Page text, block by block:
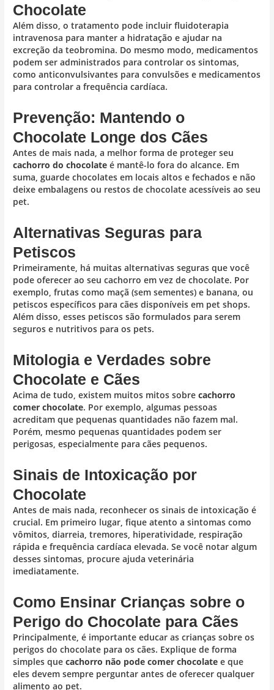
Chocolate
Além disso, o tratamento pode incluir fluidoterapia
intravenosa para manter a hidratação e ajudar na
excreção da teobromina. Do mesmo modo, medicamentos
podem ser administrados para controlar os sintomas,
como anticonvulsivantes para convulsões e medicamentos
para controlar a frequência cardíaca.
Prevenção: Mantendo o
Chocolate Longe dos Cães
Antes de mais nada, a melhor forma de proteger seu
cachorro do chocolate é mantê-lo fora do alcance. Em
suma, guarde chocolates em locais altos e fechados e não
deixe embalagens ou restos de chocolate acessíveis ao seu
pet.
Alternativas Seguras para
Petiscos
Primeiramente, há muitas alternativas seguras que você
pode oferecer ao seu cachorro em vez de chocolate. Por
exemplo, frutas como maçã (sem sementes) e banana, ou
petiscos específicos para cães disponíveis em pet shops.
Além disso, esses petiscos são formulados para serem
seguros e nutritivos para os pets.
Mitologia e Verdades sobre
Chocolate e Cães
Acima de tudo, existem muitos mitos sobrecachorro
comer chocolate. Por exemplo, algumas pessoas
acreditam que pequenas quantidades não fazem mal.
Porém, mesmo pequenas quantidades podem ser
perigosas, especialmente para cães pequenos.
Sinais de Intoxicação por
Chocolate
Antes de mais nada, reconhecer os sinais de intoxicação é
crucial. Em primeiro lugar, fique atento a sintomas como
vômitos, diarreia, tremores, hiperatividade, respiração
rápida e frequência cardíaca elevada. Se você notar algum
desses sintomas, procure ajuda veterinária
imediatamente.
Como Ensinar Crianças sobre o
Perigo do Chocolate para Cães
Principalmente, é importante educar as crianças sobre os
perigos do chocolate para os cães. Explique de forma
simples quecachorro não pode comer chocolate e que
eles devem sempre perguntar antes de oferecer qualquer
alimento ao pet.